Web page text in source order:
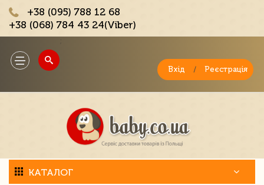
+38 (095) 788 12 68
+38 (068) 784 43 24(Viber)
Toggle
navigation
Вхід / Реєстрація
КАТАЛОГ